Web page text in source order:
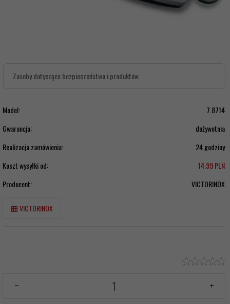
Zasoby dotyczące bezpieczeństwa i produktów
Model:
7.8714
Gwarancja:
dożywotnia
Realizacja zamówienia:
24 godziny
Koszt wysyłki od:
14.99 PLN
Producent:
VICTORINOX
VICTORINOX